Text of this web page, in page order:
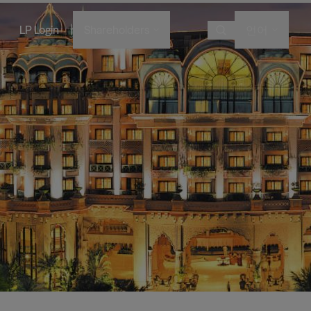
이미지
Bruce Flatt and Howard Marks
with Barron's
Discussing their global market
outlooks
이미지 Connor Teskey on CNBC Asia
Discussing the impact of AI on
infrastructure demand
이미지 Financial Advisors
We provide private wealth
investors with access to
institutional-quality alternative
investment solutions.
이미지 Podcast
BAM CEO Connor Teskey on
“The Knowledge Project”
이미지 A century in the making
Our history, from electric
streetcars to global shipping
containers and beyond.
LP Login |
Overview
Brookfield Corporation
BN
BNT
Brookfield Asset Management
Listed Affiliates
Brookfield Infrastructure Partners
BIP BIPC
Brookfield Renewable Partners
BEP BEPC
Brookfield Business Corporation
Choose Language
English
Visit Local Site
中国
대한민국